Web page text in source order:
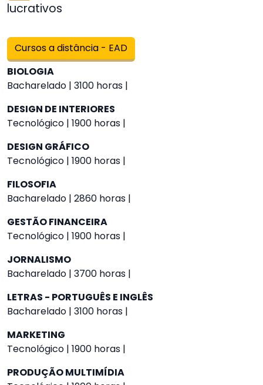
lucrativos
Cursos a distância - EAD
BIOLOGIA
Bacharelado | 3100 horas |
DESIGN DE INTERIORES
Tecnológico | 1900 horas |
DESIGN GRÁFICO
Tecnológico | 1900 horas |
FILOSOFIA
Bacharelado | 2860 horas |
GESTÃO FINANCEIRA
Tecnológico | 1900 horas |
JORNALISMO
Bacharelado | 3700 horas |
LETRAS - PORTUGUÊS E INGLÊS
Bacharelado | 3100 horas |
MARKETING
Tecnológico | 1900 horas |
PRODUÇÃO MULTIMÍDIA